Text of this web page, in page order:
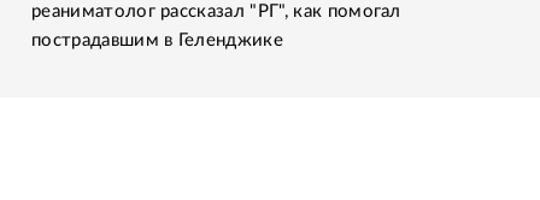
реаниматолог рассказал "РГ", как помогал
пострадавшим в Геленджике